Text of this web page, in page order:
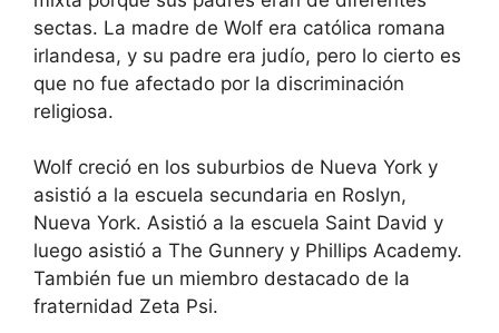
sectas. La madre de Wolf era católica romana
irlandesa, y su padre era judío, pero lo cierto es
que no fue afectado por la discriminación
religiosa.
Wolf creció en los suburbios de Nueva York y
asistió a la escuela secundaria en Roslyn,
Nueva York. Asistió a la escuela Saint David y
luego asistió a The Gunnery y Phillips Academy.
También fue un miembro destacado de la
fraternidad Zeta Psi.